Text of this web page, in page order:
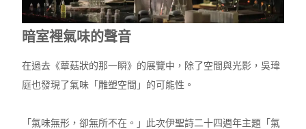
暗室裡氣味的聲音
在過去《蕈菇狀的那一瞬》的展覽中，除了空間與光影，吳瑋
庭也發現了氣味「雕塑空間」的可能性。
「氣味無形，卻無所不在。」此次伊聖詩二十四週年主題「氣